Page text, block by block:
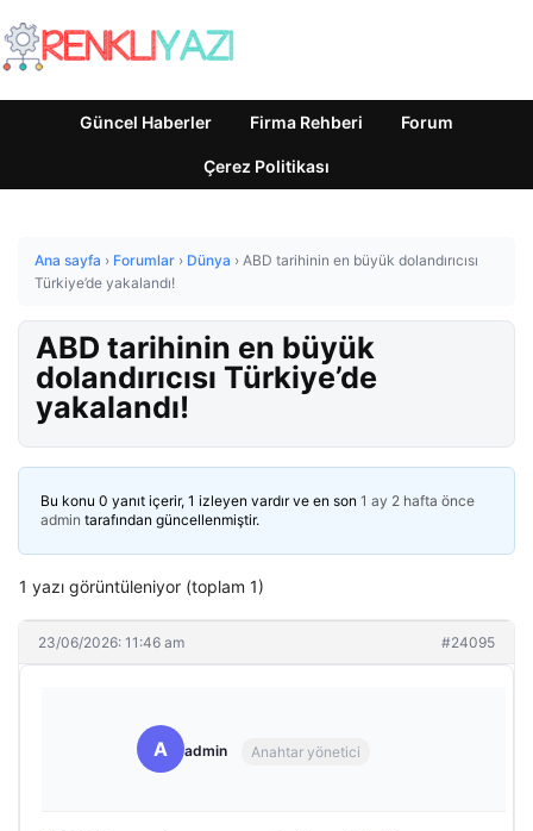
Güncel Haberler Firma Rehberi Forum
Çerez Politikası
Ana sayfa › Forumlar › Dünya › ABD tarihinin en büyük dolandırıcısı
Türkiye’de yakalandı!
ABD tarihinin en büyük
dolandırıcısı Türkiye’de
yakalandı!
Bu konu 0 yanıt içerir, 1 izleyen vardır ve en son 1 ay 2 hafta önce
admin tarafından güncellenmiştir.
1 yazı görüntüleniyor (toplam 1)
23/06/2026: 11:46 am #24095
A admin Anahtar yönetici